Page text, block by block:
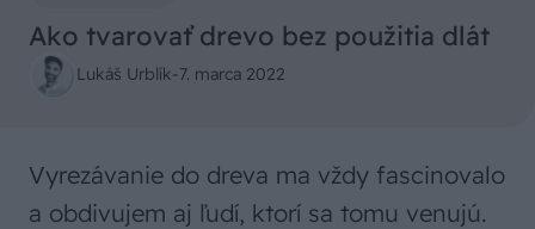
Ako tvarovať drevo bez použitia dlát
Lukáš Urblík-7. marca 2022
Vyrezávanie do dreva ma vždy fascinovalo
a obdivujem aj ľudí, ktorí sa tomu venujú.